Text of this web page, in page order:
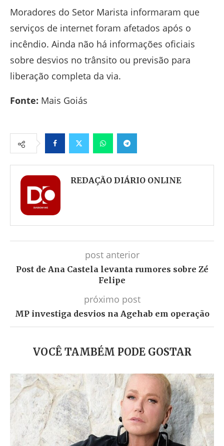
Moradores do Setor Marista informaram que
serviços de internet foram afetados após o
incêndio. Ainda não há informações oficiais
sobre desvios no trânsito ou previsão para
liberação completa da via.
Fonte: Mais Goiás
FacebookTwitter WhatsappTelegram
REDAÇÃO DIÁRIO ONLINE
post anterior
Post de Ana Castela levanta rumores sobre Zé
Felipe
próximo post
MP investiga desvios na Agehab em operação
VOCÊ TAMBÉM PODE GOSTAR